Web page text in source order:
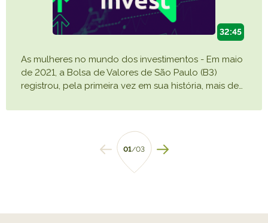
32:45
As mulheres no mundo dos investimentos - Em maio
de 2021, a Bolsa de Valores de São Paulo (B3)
registrou, pela primeira vez em sua história, mais de…
01/03